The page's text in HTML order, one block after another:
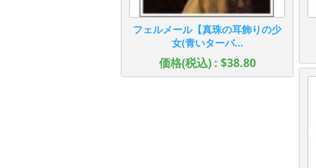
フェルメール【真珠の耳飾りの少
女(青いターバ...
価格(税込) : $38.80